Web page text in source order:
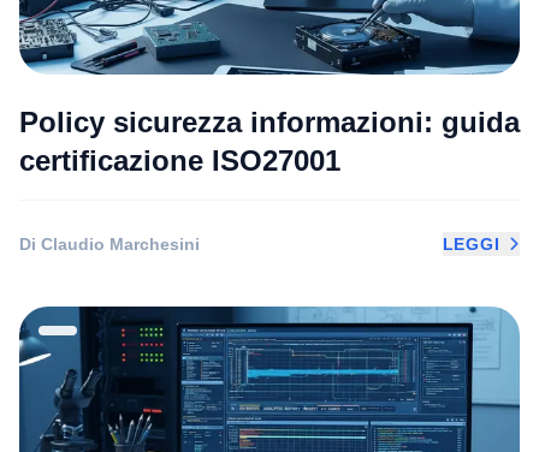
Policy sicurezza informazioni: guida
certificazione ISO27001
Di Claudio Marchesini LEGGI